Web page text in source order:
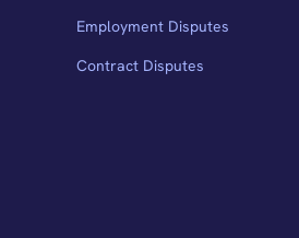
Employment Disputes
Contract Disputes